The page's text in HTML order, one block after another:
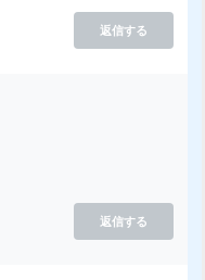
返信する
返信する